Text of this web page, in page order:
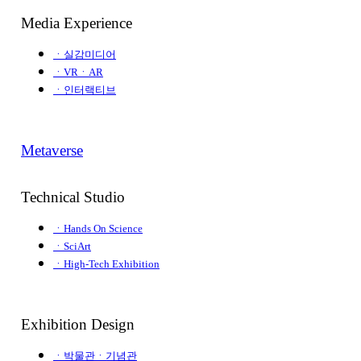
Media Experience
ㆍ실감미디어
ㆍVRㆍAR
ㆍ인터랙티브
Metaverse
Technical Studio
ㆍHands On Science
ㆍSciArt
ㆍHigh-Tech Exhibition
Exhibition Design
ㆍ박물관ㆍ기념관